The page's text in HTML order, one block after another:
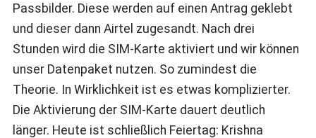
Passbilder. Diese werden auf einen Antrag geklebt
und dieser dann Airtel zugesandt. Nach drei
Stunden wird die SIM-Karte aktiviert und wir können
unser Datenpaket nutzen. So zumindest die
Theorie. In Wirklichkeit ist es etwas komplizierter.
Die Aktivierung der SIM-Karte dauert deutlich
länger. Heute ist schließlich Feiertag: Krishna